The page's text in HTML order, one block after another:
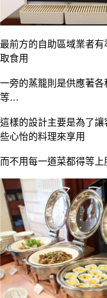
最前方的自助區域業者
取食用
一旁的蒸籠則是供應著
等…
這樣的設計主要是為了
些心怡的料理來享用
而不用每一道菜都得等